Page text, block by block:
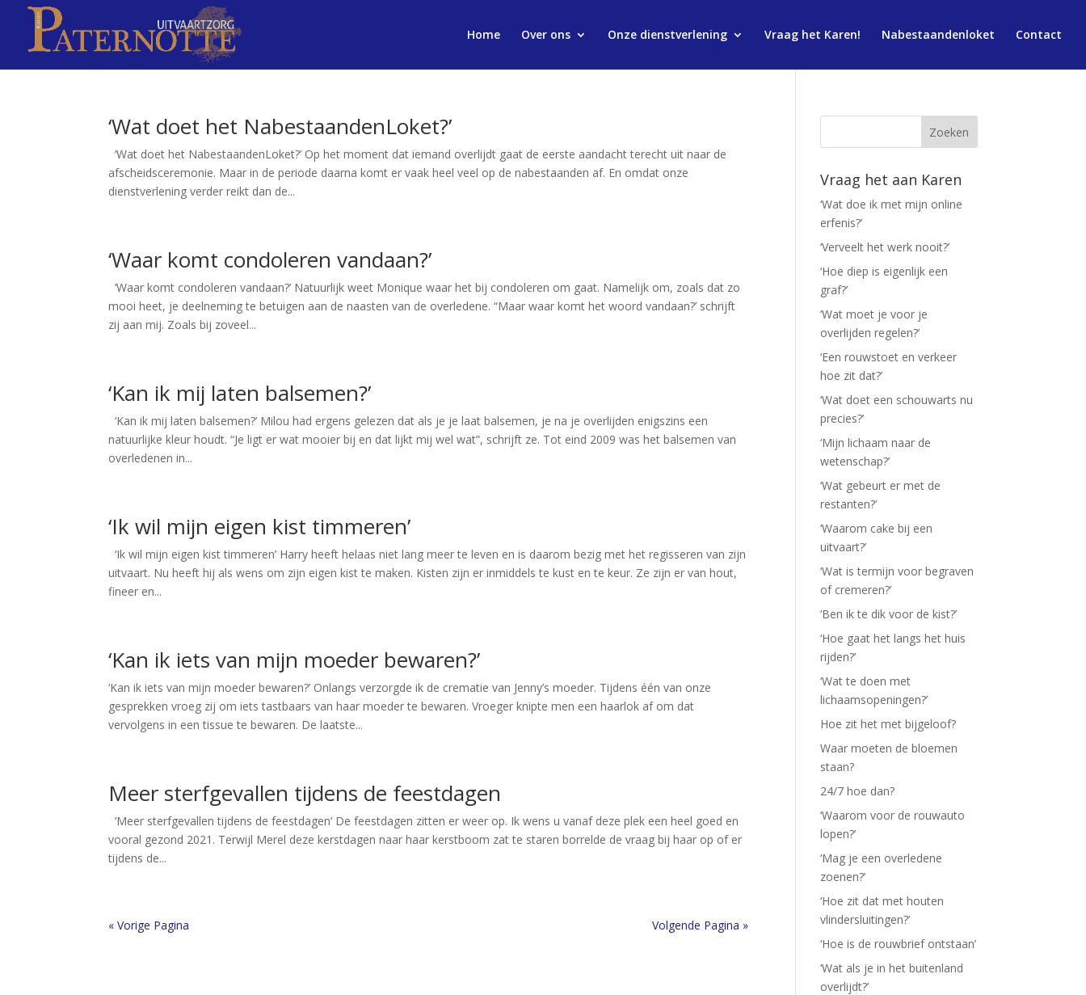
Home Over ons Onze dienstverlening Vraag het Karen! Nabestaandenloket Contact
‘Wat doet het NabestaandenLoket?’
‘Wat doet het NabestaandenLoket?’ Op het moment dat iemand overlijdt gaat de eerste aandacht terecht uit naar de
afscheidsceremonie. Maar in de periode daarna komt er vaak heel veel op de nabestaanden af. En omdat onze
dienstverlening verder reikt dan de...
‘Waar komt condoleren vandaan?’
‘Waar komt condoleren vandaan?’ Natuurlijk weet Monique waar het bij condoleren om gaat. Namelijk om, zoals dat zo
mooi heet, je deelneming te betuigen aan de naasten van de overledene. “Maar waar komt het woord vandaan?’ schrijft
zij aan mij. Zoals bij zoveel...
‘Kan ik mij laten balsemen?’
‘Kan ik mij laten balsemen?’ Milou had ergens gelezen dat als je je laat balsemen, je na je overlijden enigszins een
natuurlijke kleur houdt. “Je ligt er wat mooier bij en dat lijkt mij wel wat”, schrijft ze. Tot eind 2009 was het balsemen van
overledenen in...
‘Ik wil mijn eigen kist timmeren’
‘Ik wil mijn eigen kist timmeren’ Harry heeft helaas niet lang meer te leven en is daarom bezig met het regisseren van zijn
uitvaart. Nu heeft hij als wens om zijn eigen kist te maken. Kisten zijn er inmiddels te kust en te keur. Ze zijn er van hout,
fineer en...
‘Kan ik iets van mijn moeder bewaren?’
‘Kan ik iets van mijn moeder bewaren?’ Onlangs verzorgde ik de crematie van Jenny’s moeder. Tijdens één van onze
gesprekken vroeg zij om iets tastbaars van haar moeder te bewaren. Vroeger knipte men een haarlok af om dat
vervolgens in een tissue te bewaren. De laatste...
Meer sterfgevallen tijdens de feestdagen
‘Meer sterfgevallen tijdens de feestdagen’ De feestdagen zitten er weer op. Ik wens u vanaf deze plek een heel goed en
vooral gezond 2021. Terwijl Merel deze kerstdagen naar haar kerstboom zat te staren borrelde de vraag bij haar op of er
tijdens de...
« Vorige Pagina Volgende Pagina »
Vraag het aan Karen
‘Wat doe ik met mijn online
erfenis?’
‘Verveelt het werk nooit?’
‘Hoe diep is eigenlijk een
graf?’
‘Wat moet je voor je
overlijden regelen?’
‘Een rouwstoet en verkeer
hoe zit dat?’
‘Wat doet een schouwarts nu
precies?’
‘Mijn lichaam naar de
wetenschap?’
‘Wat gebeurt er met de
restanten?’
‘Waarom cake bij een
uitvaart?’
‘Wat is termijn voor begraven
of cremeren?’
‘Ben ik te dik voor de kist?’
‘Hoe gaat het langs het huis
rijden?’
‘Wat te doen met
lichaamsopeningen?’
Hoe zit het met bijgeloof?
Waar moeten de bloemen
staan?
24/7 hoe dan?
‘Waarom voor de rouwauto
lopen?’
‘Mag je een overledene
zoenen?’
‘Hoe zit dat met houten
vlindersluitingen?’
‘Hoe is de rouwbrief ontstaan’
‘Wat als je in het buitenland
overlijdt?’